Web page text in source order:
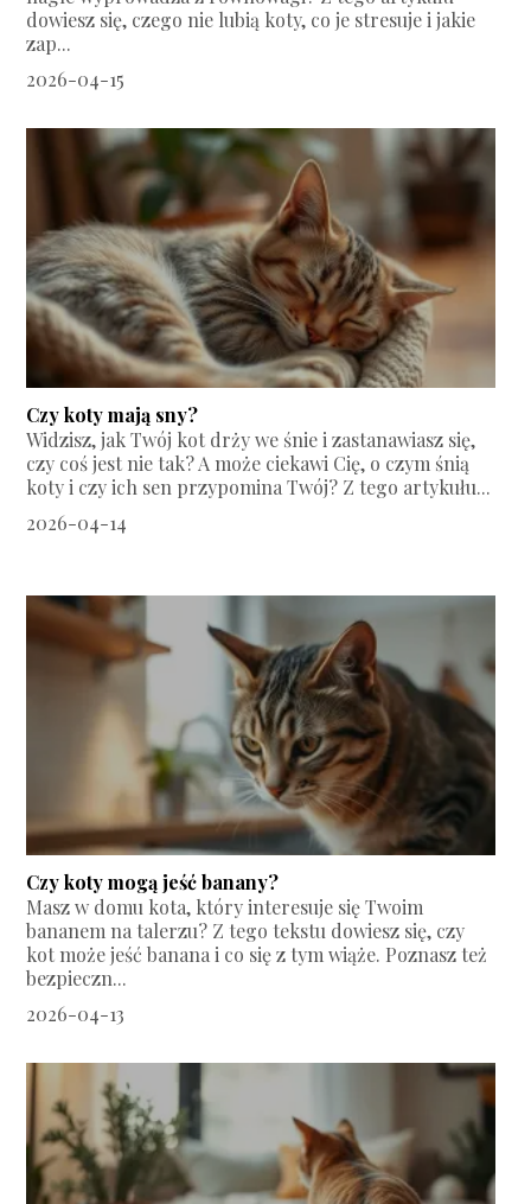
dowiesz się, czego nie lubią koty, co je stresuje i jakie
zap...
2026-04-15
Czy koty mają sny?
Widzisz, jak Twój kot drży we śnie i zastanawiasz się,
czy coś jest nie tak? A może ciekawi Cię, o czym śnią
koty i czy ich sen przypomina Twój? Z tego artykułu...
2026-04-14
Czy koty mogą jeść banany?
Masz w domu kota, który interesuje się Twoim
bananem na talerzu? Z tego tekstu dowiesz się, czy
kot może jeść banana i co się z tym wiąże. Poznasz też
bezpieczn...
2026-04-13